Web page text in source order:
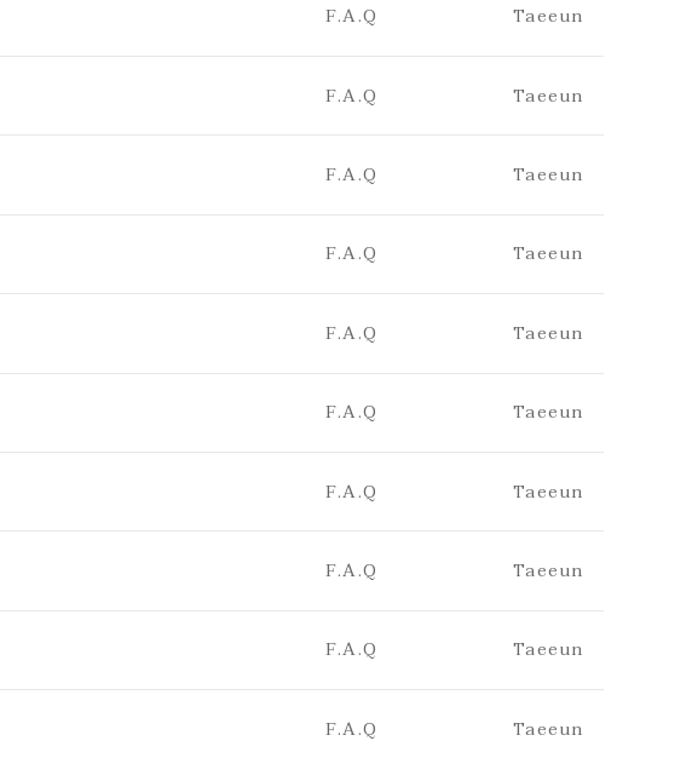
F.A.Q Taeeun
F.A.Q Taeeun
F.A.Q Taeeun
F.A.Q Taeeun
F.A.Q Taeeun
F.A.Q Taeeun
F.A.Q Taeeun
F.A.Q Taeeun
F.A.Q Taeeun
F.A.Q Taeeun